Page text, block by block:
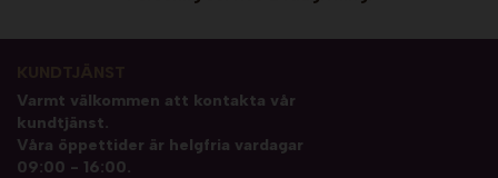
Varmt välkommen att kontakta vår
kundtjänst.
Våra öppettider är helgfria vardagar
09:00 - 16:00.